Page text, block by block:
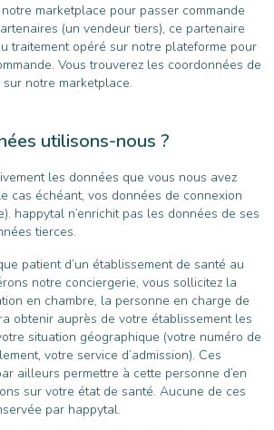
marketplace pour passer commande
(un vendeur tiers), ce partenaire
traitement opéré sur notre plateforme pour
Vous trouverez les coordonnées de
notre marketplace.
utilisons-nous ?
les données que vous nous avez
cas échéant, vos données de connexion
happytal n’enrichit pas les données de ses
tierces.
patient d’un établissement de santé au
notre conciergerie, vous sollicitez la
en chambre, la personne en charge de
obtenir auprès de votre établissement les
situation géographique (votre numéro de
votre service d’admission). Ces
ailleurs permettre à cette personne d’en
sur votre état de santé. Aucune de ces
par happytal.